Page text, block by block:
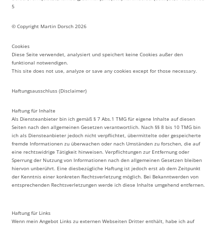
5
© Copyright Martin Dorsch 2026
Cookies
Diese Seite verwendet, analysiert und speichert keine Cookies außer den
funktional notwendigen.
This site does not use, analyze or save any cookies except for those necessary.
Haftungsausschluss (Disclaimer)
Haftung für Inhalte
Als Diensteanbieter bin ich gemäß § 7 Abs.1 TMG für eigene Inhalte auf diesen
Seiten nach den allgemeinen Gesetzen verantwortlich. Nach §§ 8 bis 10 TMG bin
ich als Diensteanbieter jedoch nicht verpflichtet, übermittelte oder gespeicherte
fremde Informationen zu überwachen oder nach Umständen zu forschen, die auf
eine rechtswidrige Tätigkeit hinweisen. Verpflichtungen zur Entfernung oder
Sperrung der Nutzung von Informationen nach den allgemeinen Gesetzen bleiben
hiervon unberührt. Eine diesbezügliche Haftung ist jedoch erst ab dem Zeitpunkt
der Kenntnis einer konkreten Rechtsverletzung möglich. Bei Bekanntwerden von
entsprechenden Rechtsverletzungen werde ich diese Inhalte umgehend entfernen.
Haftung für Links
Wenn mein Angebot Links zu externen Webseiten Dritter enthält, habe ich auf